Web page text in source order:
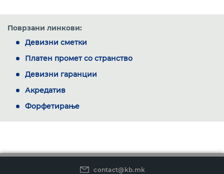
Поврзани линкови:
Девизни сметки
Платен промет со странство
Девизни гаранции
Акредатив
Форфетирање
contact@kb.mk